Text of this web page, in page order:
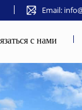
Email:
с нами